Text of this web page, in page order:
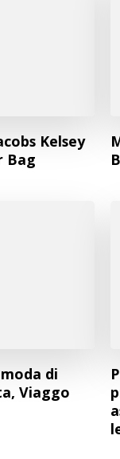
Kelsey
Bag
di
Viaggo